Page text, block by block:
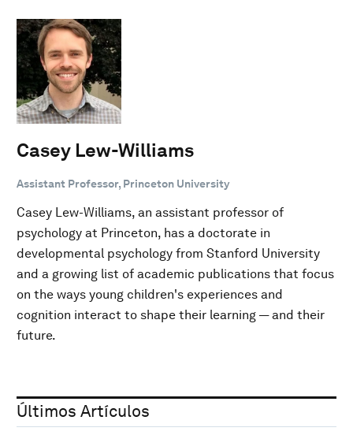
Casey Lew-Williams
Assistant Professor, Princeton University
Casey Lew-Williams, an assistant professor of
psychology at Princeton, has a doctorate in
developmental psychology from Stanford University
and a growing list of academic publications that focus
on the ways young children's experiences and
cognition interact to shape their learning — and their
future.
Últimos Artículos